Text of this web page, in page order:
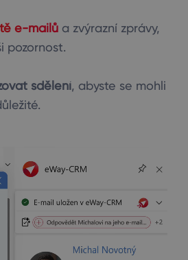
e-mailů a zvýrazní zprávy,
pozornost.
sdělení, abyste se mohli